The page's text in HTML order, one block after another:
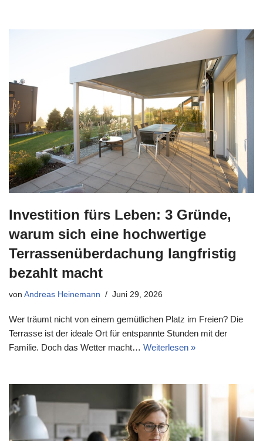
Investition fürs Leben: 3 Gründe,
warum sich eine hochwertige
Terrassenüberdachung langfristig
bezahlt macht
von Andreas Heinemann Juni 29, 2026
Wer träumt nicht von einem gemütlichen Platz im Freien? Die
Terrasse ist der ideale Ort für entspannte Stunden mit der
Familie. Doch das Wetter macht… Weiterlesen »